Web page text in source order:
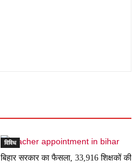
विविध
बिहार सरकार का फैसला, 33,916 शिक्षकों की